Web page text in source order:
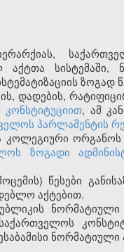
სისტემაში,
ზოგად
დადების,
, ამ
პარლამენტის
ორგანოს
ზოგადი
წესები
აქტებით.
ნორმატიული
ნორმატიული